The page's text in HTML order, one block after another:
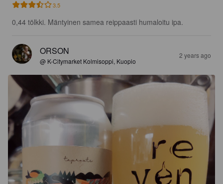
3.5
0,44 tölkki. Mäntyinen samea reippaasti humaloitu ipa.
ORSON
@ K-Citymarket Kolmisoppi, Kuopio
2 years ago